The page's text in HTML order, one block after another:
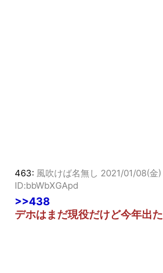
463: 風吹けば名無し 2021/01/08(金
ID:bbWbXGApd
>>438
デホはまだ現役だけど今年出